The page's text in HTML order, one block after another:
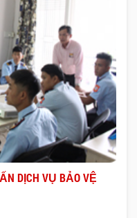
DỊCH VỤ BẢO VỆ